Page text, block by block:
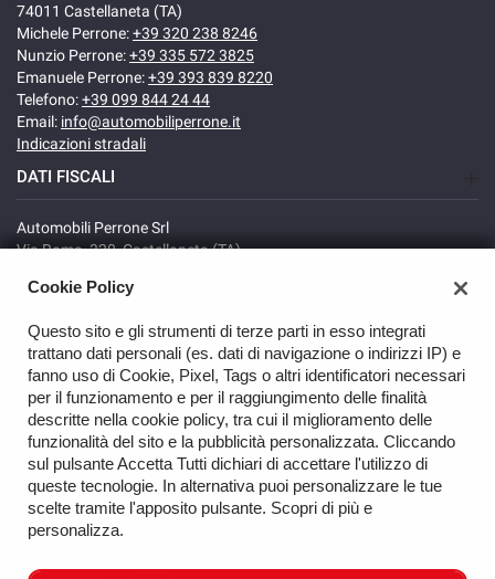
74011 Castellaneta (TA)
Michele Perrone:+39 320 238 8246
Nunzio Perrone:+39 335 572 3825
Emanuele Perrone:+39 393 839 8220
Telefono:+39 099 844 24 44
Email: info@automobiliperrone.it
Indicazioni stradali
DATI FISCALI
Automobili Perrone Srl
Via Roma, 320, Castellaneta (TA)
Registro delle imprese: TA
Copyright © 2026 Automobili Perrone Srl - VAT 02735640738 -
Read the Privacy Policy
Cookie Policy
Questo sito e gli strumenti di terze parti in esso integrati
trattano dati personali (es. dati di navigazione o indirizzi IP) e
fanno uso di Cookie, Pixel, Tags o altri identificatori necessari
per il funzionamento e per il raggiungimento delle finalità
descritte nella cookie policy, tra cui il miglioramento delle
funzionalità del sito e la pubblicità personalizzata. Cliccando
sul pulsante Accetta Tutti dichiari di accettare l'utilizzo di
queste tecnologie. In alternativa puoi personalizzare le tue
scelte tramite l'apposito pulsante. Scopri di più e
personalizza.